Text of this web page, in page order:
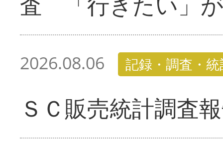
2026.08.06 記録・調査・
ＳＣ販売統計調査